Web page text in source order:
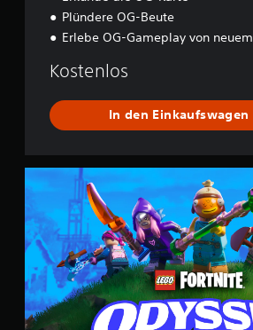
Plündere OG-Beute
Erlebe OG-Gameplay von neuem
Kostenlos
In den Einkaufswagen
E
G
O
®
F
o
r
t
n